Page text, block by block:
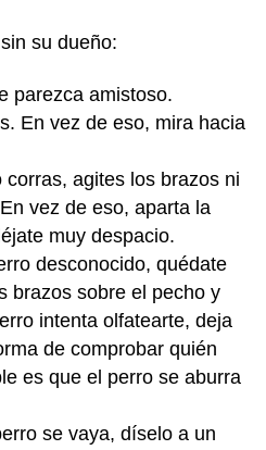
su dueño:
parezca amistoso.
En vez de eso, mira hacia
agites los brazos ni
vez de eso, aparta la
muy despacio.
desconocido, quédate
brazos sobre el pecho y
intenta olfatearte, deja
de comprobar quién
es que el perro se aburra
se vaya, díselo a un